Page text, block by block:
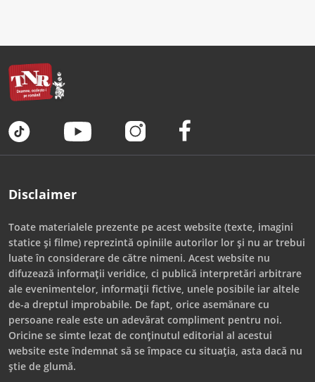
Disclaimer
Toate materialele prezente pe acest website (texte, imagini
statice și filme) reprezintă opiniile autorilor lor și nu ar trebui
luate în considerare de către nimeni. Acest website nu
difuzează informații veridice, ci publică interpretări arbitrare
ale evenimentelor, informații fictive, unele posibile iar altele
de-a dreptul improbabile. De fapt, orice asemănare cu
persoane reale este un adevărat compliment pentru noi.
Oricine se simte lezat de conținutul editorial al acestui
website este îndemnat să se împace cu situația, asta dacă nu
știe de glumă.